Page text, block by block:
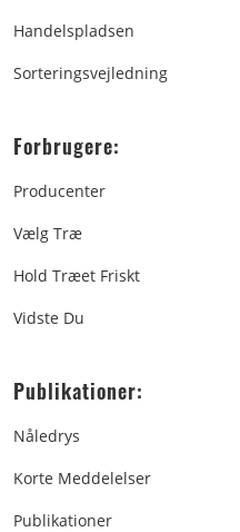
Handelspladsen
Sorteringsvejledning
Forbrugere:
Producenter
Vælg Træ
Hold Træet Friskt
Vidste Du
Publikationer:
Nåledrys
Korte Meddelelser
Publikationer